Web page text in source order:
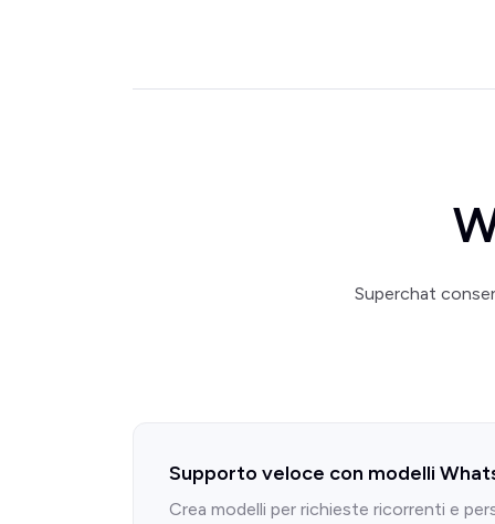
Superchat
Supporto veloce con modelli
Crea modelli per richieste ricorrenti e